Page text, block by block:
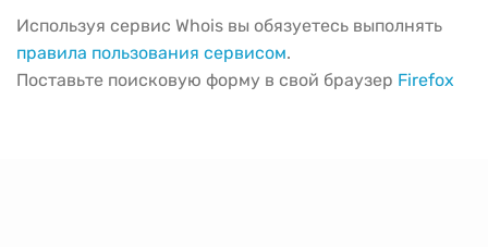
Используя сервис Whois вы обязуетесь выполнять
правила пользования сервисом.
Поставьте поисковую форму в свой браузер Firefox